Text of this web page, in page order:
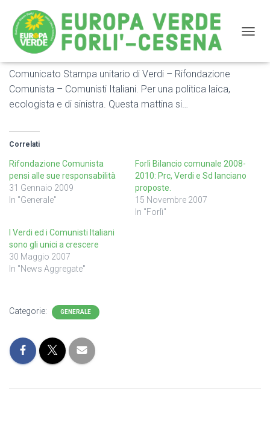
Per una politica laica, ecologista e di sinistra
Comunicato Stampa unitario di Verdi – Rifondazione
Comunista – Comunisti Italiani. Per una politica laica,
ecologista e di sinistra. Questa mattina si…
Correlati
Rifondazione Comunista
pensi alle sue responsabilità
31 Gennaio 2009
In "Generale"
Forlì Bilancio comunale 2008-
2010: Prc, Verdi e Sd lanciano
proposte.
15 Novembre 2007
In "Forlì"
I Verdi ed i Comunisti Italiani
sono gli unici a crescere
30 Maggio 2007
In "News Aggregate"
Categorie: GENERALE